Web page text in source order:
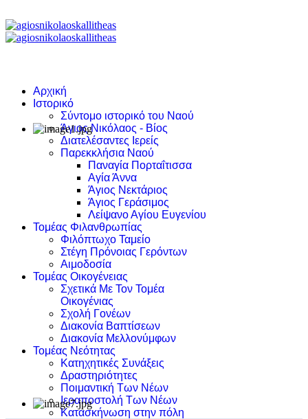
Αρχική
Ιστορικό
Σύντομο ιστορικό του Ναού
Άγιος Νικόλαος - Βίος
Διατελέσαντες Ιερείς
Παρεκκλήσια Ναού
Παναγία Πορταΐτισσα
Αγία Άννα
Άγιος Νεκτάριος
Άγιος Γεράσιμος
Λείψανο Αγίου Ευγενίου
Τομέας Φιλανθρωπίας
Φιλόπτωχο Ταμείο
Στέγη Πρόνοιας Γερόντων
Αιμοδοσία
Τομέας Οικογένειας
Σχετικά Με Τον Τομέα
Οικογένιας
Σχολή Γονέων
Διακονία Βαπτίσεων
Διακονία Μελλονύμφων
Τομέας Νεότητας
Κατηχητικές Συνάξεις
Δραστηριότητες
Ποιμαντική Των Νέων
Ιεραποστολή Των Νέων
Κατασκήνωση στην πόλη